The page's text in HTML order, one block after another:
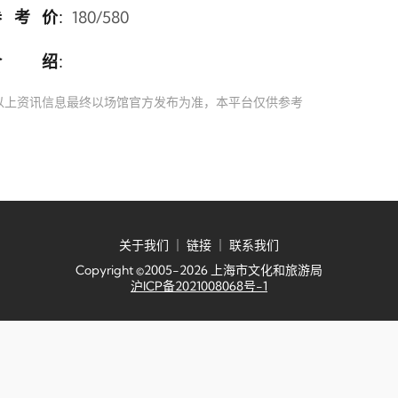
考价： 180/580
绍：
上资讯信息最终以场馆官方发布为准，本平台仅供参考
关于我们 链接
联系我们
Copyright ©2005-2026 上海市文化和旅游局
沪ICP备2021008068号-1